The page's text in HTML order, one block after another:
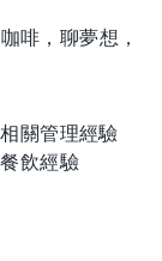
啡，聊夢想，
關管理經驗
飲經驗